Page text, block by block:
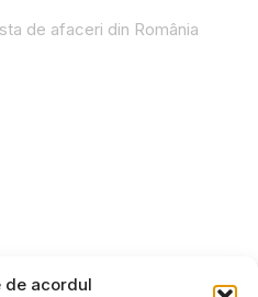
de acordul
de afaceri din România